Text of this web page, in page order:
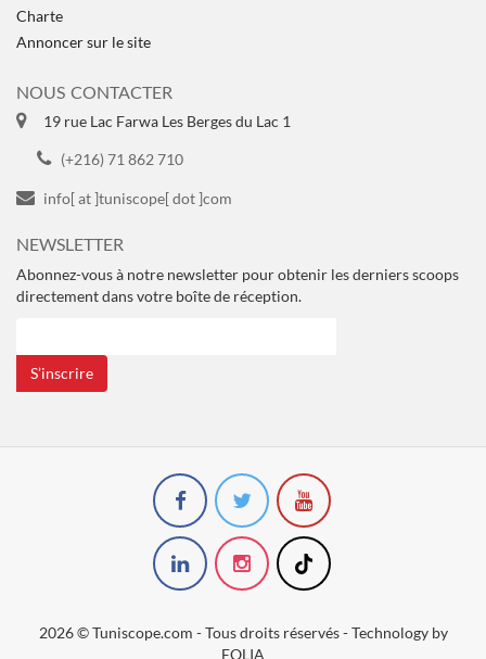
Charte
Annoncer sur le site
NOUS CONTACTER
19 rue Lac Farwa Les Berges du Lac 1
(+216) 71 862 710
info[ at ]tuniscope[ dot ]com
NEWSLETTER
Abonnez-vous à notre newsletter pour obtenir les derniers scoops
directement dans votre boîte de réception.
S’inscrire
2026 © Tuniscope.com - Tous droits réservés - Technology by
EOLIA